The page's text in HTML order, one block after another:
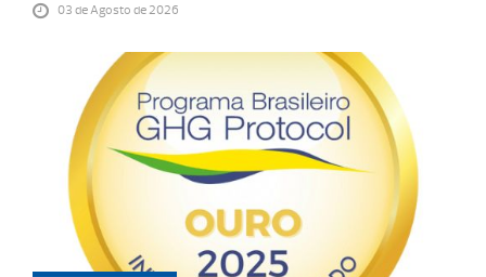
03 de Agosto de 2026